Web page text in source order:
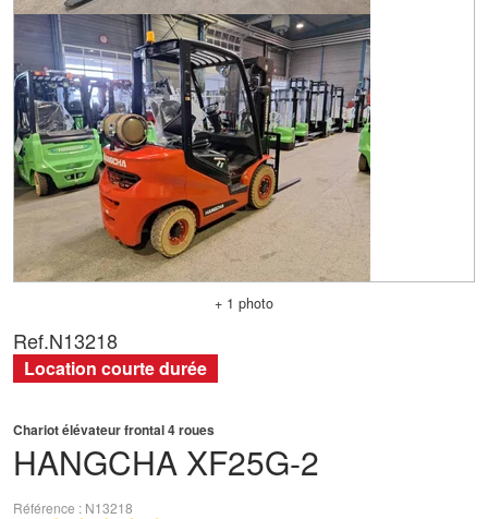
+ 1 photo
HANGCHA XF25G-2
Chariot élévateur frontal 4 roues
Référence
N13218
Ref.N13218
Location courte durée